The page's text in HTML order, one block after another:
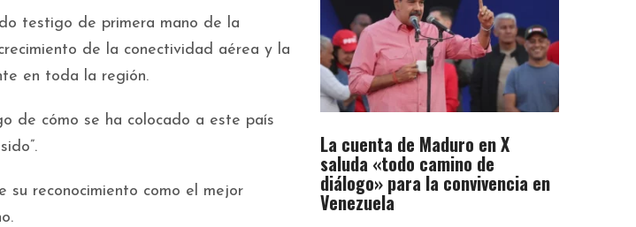
testigo de primera mano de la
de la conectividad aérea y la
en toda la región.
de cómo se ha colocado a este país
su reconocimiento como el mejor
La cuenta de Maduro en X
saluda «todo camino de
diálogo» para la convivencia en
Venezuela